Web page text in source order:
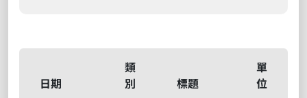
日期
類
別
標題
單
位